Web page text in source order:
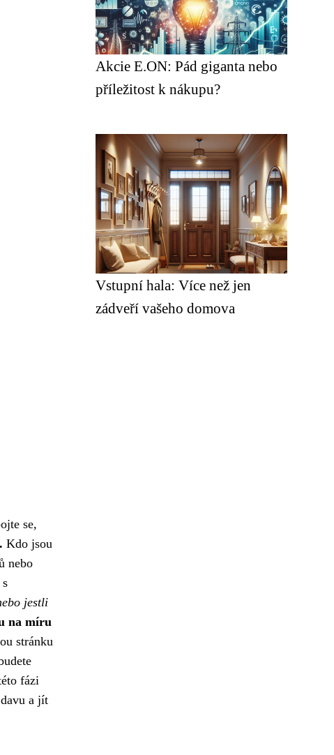
se,
Kdo jsou
nebo
jestli
na míru
stránku
fázi
a jít
Akcie E.ON: Pád giganta nebo
příležitost k nákupu?
Vstupní hala: Více než jen
zádveří vašeho domova